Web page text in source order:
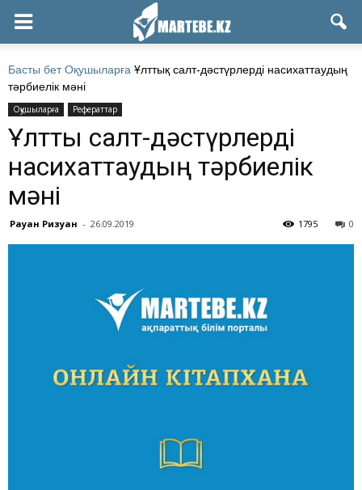
Басты бет Оқушыларға Ұлттық салт-дәстүрлерді насихаттаудың
тәрбиелік мәні
Оқушыларға Рефераттар
Ұлттық салт-дәстүрлерді
насихаттаудың тәрбиелік
мәні
Рауан Ризуан - 26.09.2019 0
1795